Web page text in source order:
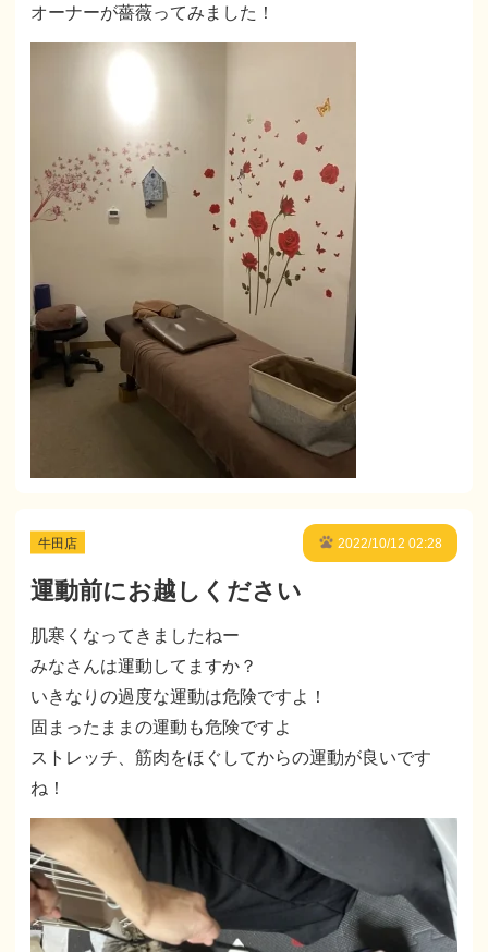
オーナーが薔薇ってみました！
牛田店 2022/10/12 02:28
運動前にお越しください
肌寒くなってきましたねー
みなさんは運動してますか？
いきなりの過度な運動は危険ですよ！
固まったままの運動も危険ですよ
ストレッチ、筋肉をほぐしてからの運動が良いです
ね！